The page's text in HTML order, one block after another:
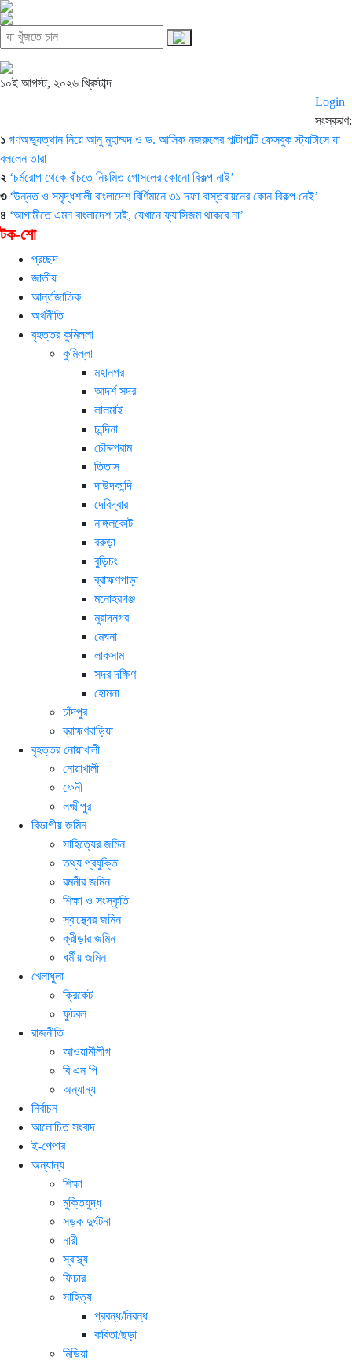
১০ই আগস্ট, ২০২৬ খ্রিস্টাব্দ
Login
সংস্করণ:
১ গণঅভ্যুত্থান নিয়ে আনু মুহাম্মদ ও ড. আসিফ নজরুলের পাল্টাপাল্টি ফেসবুক স্ট্যাটাসে যা
বললেন তারা
২ ‘চর্মরোগ থেকে বাঁচতে নিয়মিত গোসলের কোনো বিকল্প নাই’
৩ ‘উন্নত ও সমৃদ্ধশালী বাংলাদেশ বির্ণিমানে ৩১ দফা বাস্তবায়নের কোন বিকল্প নেই’
৪ ‘আগামীতে এমন বাংলাদেশ চাই, যেখানে ফ্যাসিজম থাকবে না’
টক-শো
প্রচ্ছদ
জাতীয়
আর্ন্তজাতিক
অর্থনীতি
বৃহত্তর কুমিল্লা
কুমিল্লা
মহানগর
আদর্শ সদর
লালমাই
চান্দিনা
চৌদ্দগ্রাম
তিতাস
দাউদকান্দি
দেবিদ্বার
নাঙ্গলকোট
বরুড়া
বুড়িচং
ব্রাহ্মণপাড়া
মনোহরগঞ্জ
মুরাদনগর
মেঘনা
লাকসাম
সদর দক্ষিণ
হোমনা
চাঁদপুর
ব্রাহ্মণবাড়িয়া
বৃহত্তর নোয়াখালী
নোয়াখালী
ফেনী
লক্ষ্মীপুর
বিভাগীয় জমিন
সাহিত্যের জমিন
তথ্য প্রযুক্তি
রমনীর জমিন
শিক্ষা ও সংস্কৃতি
স্বাস্থ্যের জমিন
ক্রীড়ার জমিন
ধর্মীয় জমিন
খেলাধুলা
ক্রিকেট
ফুটবল
রাজনীতি
আওয়ামীলীগ
বি এন পি
অন্যান্য
নির্বাচন
আলোচিত সংবাদ
ই-পেপার
অন্যান্য
শিক্ষা
মুক্তিযুদ্ধ
সড়ক দুর্ঘটনা
নারী
স্বাস্থ্য
ফিচার
সাহিত্য
প্রবন্ধ/নিবন্ধ
কবিতা/ছড়া
মিডিয়া